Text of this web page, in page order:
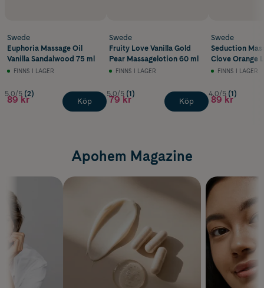
Swede
Euphoria Massage Oil
Vanilla Sandalwood 75 ml
FINNS I LAGER
5.0/5 (2)
89 kr Köp
Swede
Fruity Love Vanilla Gold
Pear Massagelotion 60 ml
FINNS I LAGER
5.0/5 (1)
79 kr Köp
Swede
Seduction
Clove Orange
75 ml
FINNS I LAGER
4.0/5 (1)
89 kr
Apohem Magazine